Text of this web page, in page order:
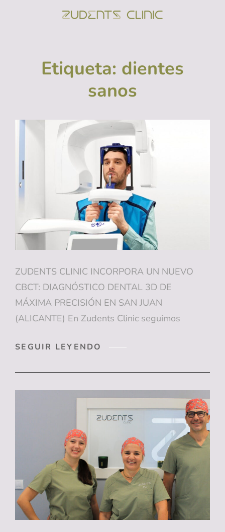
Etiqueta: dientes
sanos
ZUDENTS CLINIC INCORPORA UN NUEVO
CBCT: DIAGNÓSTICO DENTAL 3D DE
MÁXIMA PRECISIÓN EN SAN JUAN
(ALICANTE) En Zudents Clinic seguimos
SEGUIR LEYENDO
ZUDENTS
NUEVO
CBCT:
DIAGNÓSTICO
DENTAL
MÁXIMA
PRECISIÓN
EN
SAN
JUAN
(ALICANTE)